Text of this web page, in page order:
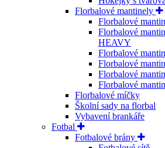
Florbalové mantinely
Florbalové
Florbalové
HEAVY
Florbalové
Florbalové
Florbalové
Florbalové
Florbalové míčky
Školní sady na florbal
Vybavení brankáře
Fotbal
Fotbalové brány